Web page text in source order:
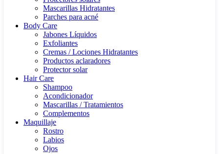
Mascarillas Hidratantes
Parches para acné
Body Care
Jabones Líquidos
Exfoliantes
Cremas / Lociones Hidratantes
Productos aclaradores
Protector solar
Hair Care
Shampoo
Acondicionador
Mascarillas / Tratamientos
Complementos
Maquillaje
Rostro
Labios
Ojos